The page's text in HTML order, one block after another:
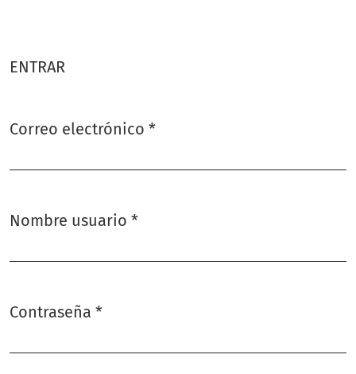
ENTRAR
Correo electrónico *
Nombre usuario *
Contraseña *